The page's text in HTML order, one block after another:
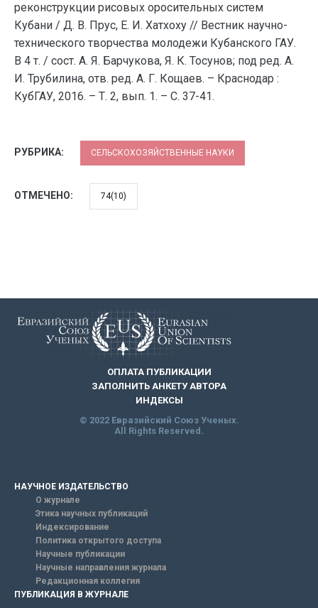
реконструкции рисовых оросительных систем
Кубани / Д. В. Прус, Е. И. Хатхоху // Вестник научно-
технического творчества молодежи Кубанского ГАУ.
В 4 т. / сост. А. Я. Барчукова, Я. К. Тосунов; под ред. А.
И. Трубилина, отв. ред. А. Г. Кощаев. – Краснодар :
КубГАУ, 2016. – Т. 2, вып. 1. – С. 37-41.
РУБРИКА: СЕЛЬСКОХОЗЯЙСТВЕННЫЕ НАУКИ
ОТМЕЧЕНО: 74(10)
ОПЛАТА ПУБЛИКАЦИИ
ЗАПОЛНИТЬ АНКЕТУ АВТОРА
ИНДЕКСЫ
© 2022 Евразийский Союз Ученых.
All Rights Reserved.
НАУЧНОЕ ИЗДАТЕЛЬСТВО
О журнале
Этика научных публикаций
Индексирование
Политика открытого доступа
Научные публикации
Научные направления журнала
Редакционная коллегия
ПУБЛИКАЦИЯ В ЖУРНАЛЕ